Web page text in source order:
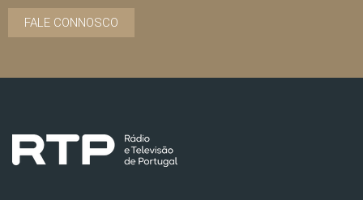
FALE CONNOSCO